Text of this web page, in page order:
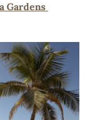
Gardens